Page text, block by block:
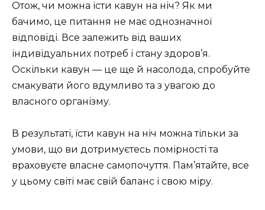
Отож, чи можна їсти кавун на ніч? Як ми
бачимо, це питання не має однозначної
відповіді. Все залежить від ваших
індивідуальних потреб і стану здоров’я.
Оскільки кавун — це ще й насолода, спробуйте
смакувати його вдумливо та з увагою до
власного організму.
В результаті, їсти кавун на ніч можна тільки за
умови, що ви дотримуєтесь помірності та
враховуєте власне самопочуття. Пам’ятайте, все
у цьому світі має свій баланс і свою міру.